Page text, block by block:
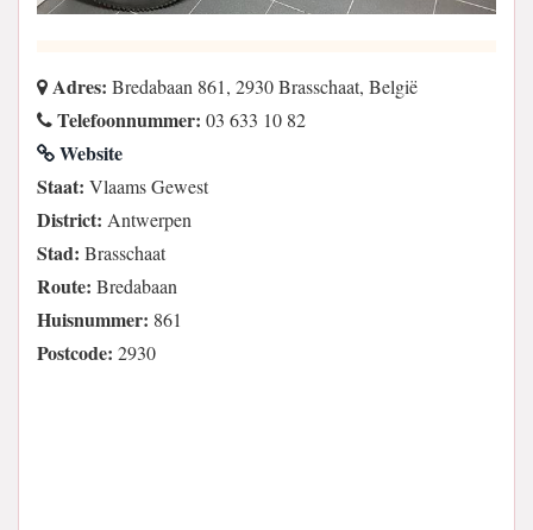
Adres: Bredabaan 861, 2930 Brasschaat, België
Telefoonnummer: 03 633 10 82
Website
Staat: Vlaams Gewest
District: Antwerpen
Stad: Brasschaat
Route: Bredabaan
Huisnummer: 861
Postcode: 2930